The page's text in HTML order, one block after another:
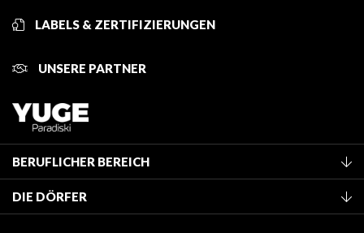
LABELS & ZERTIFIZIERUNGEN
UNSERE PARTNER
BERUFLICHER BEREICH
Mitglied des Fremdenverkehrsamtes werden
Klassifizierung von Möbeln
DIE DÖRFER